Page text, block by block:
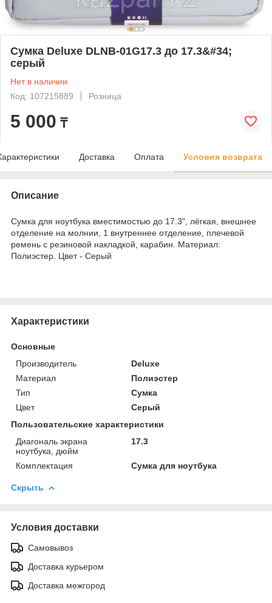
Сумка Deluxe DLNB-01G17.3 до 17.3&#34;
серый
Нет в наличии
Код: 107215889
Розница
5 000 ₸
Доставка Оплата Условия возврата
Описание
Сумка для ноутбука вместимостью до 17.3", лёгкая, внешнее
отделение на молнии, 1 внутреннее отделение, плечевой
ремень с резиновой накладкой, карабин. Материал:
Полиэстер. Цвет - Серый
Характеристики
Основные
Производитель
Deluxe
Материал
Полиэстер
Тип
Сумка
Цвет
Серый
Пользовательские характеристики
Диагональ экрана
ноутбука, дюйм
17.3
Комплектация Сумка для ноутбука
Скрыть
Условия доставки
Самовывоз
Доставка курьером
Доставка межгород